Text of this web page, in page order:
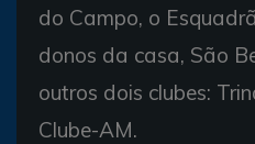
do Campo, o
donos da casa, São
outros dois clubes:
Clube-AM.